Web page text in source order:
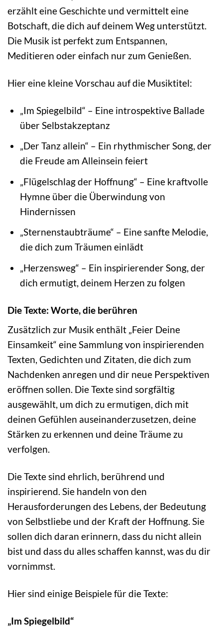
erzählt eine Geschichte und vermittelt eine
Botschaft, die dich auf deinem Weg unterstützt.
Die Musik ist perfekt zum Entspannen,
Meditieren oder einfach nur zum Genießen.
Hier eine kleine Vorschau auf die Musiktitel:
„Im Spiegelbild“ – Eine introspektive Ballade
über Selbstakzeptanz
„Der Tanz allein“ – Ein rhythmischer Song, der
die Freude am Alleinsein feiert
„Flügelschlag der Hoffnung“ – Eine kraftvolle
Hymne über die Überwindung von
Hindernissen
„Sternenstaubträume“ – Eine sanfte Melodie,
die dich zum Träumen einlädt
„Herzensweg“ – Ein inspirierender Song, der
dich ermutigt, deinem Herzen zu folgen
Die Texte: Worte, die berühren
Zusätzlich zur Musik enthält „Feier Deine
Einsamkeit“ eine Sammlung von inspirierenden
Texten, Gedichten und Zitaten, die dich zum
Nachdenken anregen und dir neue Perspektiven
eröffnen sollen. Die Texte sind sorgfältig
ausgewählt, um dich zu ermutigen, dich mit
deinen Gefühlen auseinanderzusetzen, deine
Stärken zu erkennen und deine Träume zu
verfolgen.
Die Texte sind ehrlich, berührend und
inspirierend. Sie handeln von den
Herausforderungen des Lebens, der Bedeutung
von Selbstliebe und der Kraft der Hoffnung. Sie
sollen dich daran erinnern, dass du nicht allein
bist und dass du alles schaffen kannst, was du dir
vornimmst.
Hier sind einige Beispiele für die Texte:
„Im Spiegelbild“